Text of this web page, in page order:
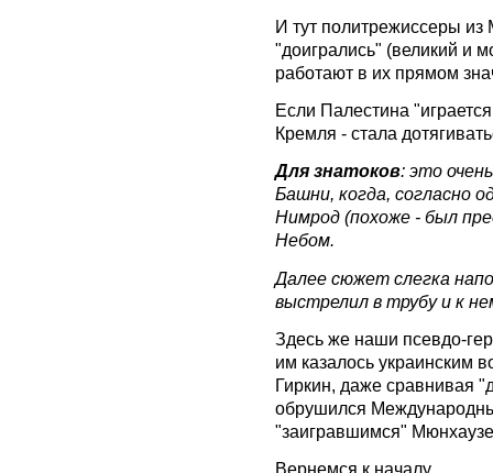
И тут политрежиссеры
"доигрались" (великий и
работают в их прямом
Если Палестина
Кремля - стала
Для знатоков: это
Башни, когда, согласно
Нимрод (похоже - был
Небом.
Далее сюжет слегка
выстрелил в трубу и к
Здесь же наши псевдо-
им казалось украинским
Гиркин, даже сравнивая
обрушился
"заигравшимся"